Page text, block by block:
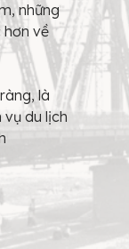
những
hơn về
là
du lịch